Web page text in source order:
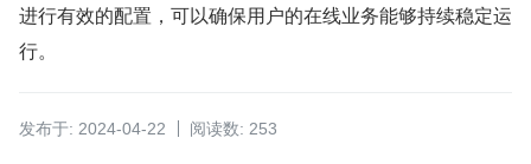
进行有效的配置，可以确保用户的在线业务能够持续稳定运
行。
发布于: 2024-04-22 阅读数: 253